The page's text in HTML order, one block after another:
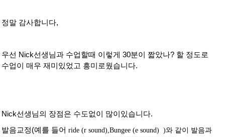
정말 감사합니다,
우선 Nick선생님과 수업할때 이렇게 30분이 짧았나? 할 정도로
수업이 매우 재미있었고 흥미로웠습니다.
Nick선생님의 장점은 수도없이 많이있습니다.
발음교정(예를 들어 ride (r sound),Bungee (e sound) )와 같이 발음과